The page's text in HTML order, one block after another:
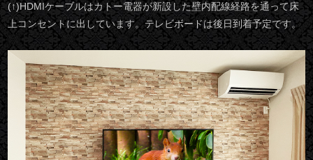
(↑)HDMIケーブルはカトー電器が新設した壁内配線経路を通って床
上コンセントに出しています。テレビボードは後日到着予定です。